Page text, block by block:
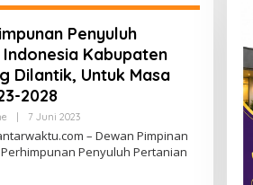
Penyuluh
Kabupaten
Dilantik, Untuk Masa
2028
7 Juni 2023Oleh
– Dewan Pimpinan
Perhimpunan Penyuluh Pertanian